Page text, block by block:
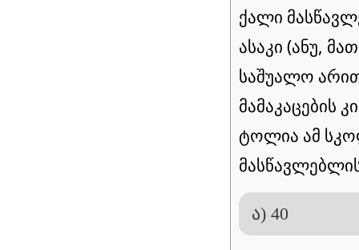
ქალი
ასაკი (ანუ,
საშუალო
მამაკაცების
ტოლია ამ
ა) 40